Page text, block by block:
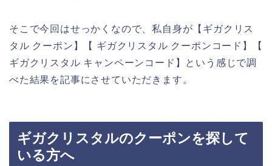
そこで今回はせっかくなので、私自身が【ギガクリス
タル クーポン】【 ギガクリスタル クーポンコード】【
ギガクリスタル キャンペーンコード】という感じで調
べた結果を記事にさせていただきます。
ギガクリスタルのクーポンを探して
いる方へ